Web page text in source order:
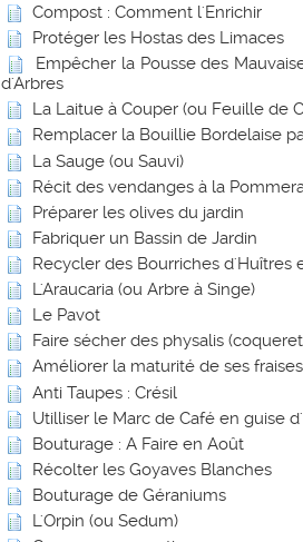
Compost : Comment l'Enrichir
Protéger les Hostas des Limaces
Empêcher la Pousse des
d'Arbres
La Laitue à Couper (ou Feuille de
Remplacer la Bouillie Bordelaise
La Sauge (ou Sauvi)
Récit des vendanges à la
Préparer les olives du jardin
Fabriquer un Bassin de Jardin
Recycler des Bourriches d'Huîtres
L'Araucaria (ou Arbre à Singe)
Le Pavot
Faire sécher des physalis
Améliorer la maturité de ses
Anti Taupes : Crésil
Utilliser le Marc de Café en guise
Bouturage : A Faire en Août
Récolter les Goyaves Blanches
Bouturage de Géraniums
L'Orpin (ou Sedum)